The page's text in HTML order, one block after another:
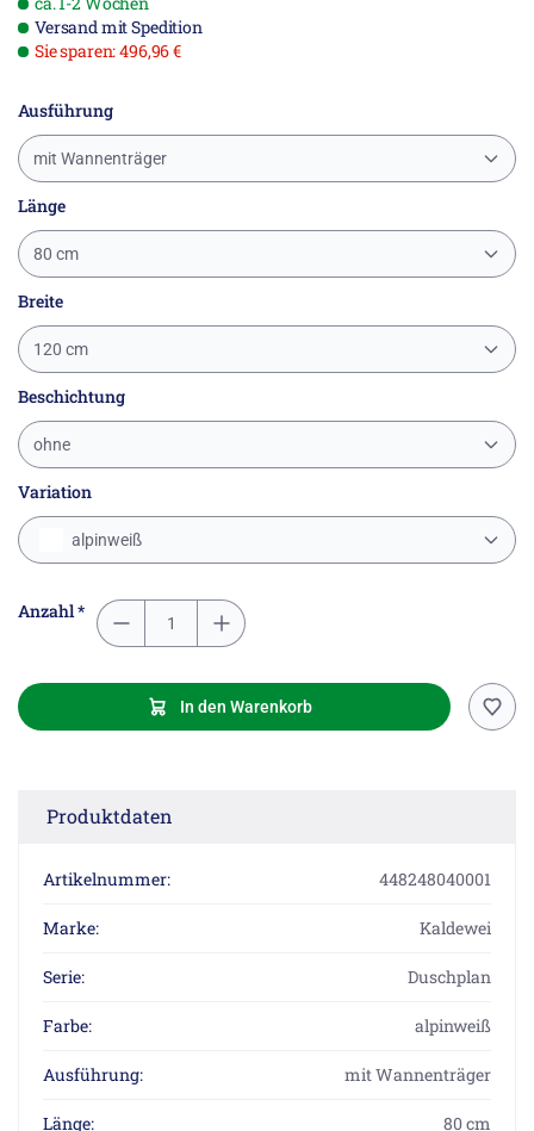
Versand mit Spedition
Sie sparen: 496,96 €
Ausführung
mit Wannenträger
Länge
80 cm
Breite
120 cm
Beschichtung
ohne
Variation
alpinweiß
Anzahl *
In den Warenkorb
Produktdaten
Artikelnummer: 448248040001
Marke: Kaldewei
Serie: Duschplan
Farbe: alpinweiß
Ausführung: mit Wannenträger
Länge: 80 cm